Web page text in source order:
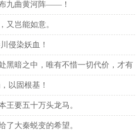
九曲黄河阵——！
又岂能如意。
侵染妖血！
黑暗之中，唯有不惜一切代价，才有
以固根基！
王要五十万头龙马。
了大秦蜕变的希望。